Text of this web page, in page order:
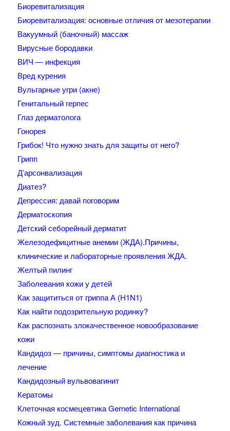
Биоревитализация
Биоревитализация: основные отличия от мезотерапии
Вакуумный (баночный) массаж
Вирусные бородавки
ВИЧ — инфекция
Вред курения
Вульгарные угри (акне)
Генитальный герпес
Глаз дерматолога
Гонорея
Грибок! Что нужно знать для защиты от него?
Грипп
Д’арсонвализация
Диатез?
Депрессия: давай поговорим
Дерматоскопия
Детский себорейный дерматит
Железодефицитные анемии (ЖДА).Причины,
клинические и лабораторные проявления ЖДА.
Желтый пилинг
Заболевания кожи у детей
Как защититься от гриппа А (H1N1)
Как найти подозрительную родинку?
Как распознать злокачественное новообразование
кожи
Кандидоз — причины, симптомы диагностика и
лечение
Кандидозный вульвовагинит
Кератомы
Клеточная космецевтика Gernetic International
Кожный зуд. Системные заболевания как причина